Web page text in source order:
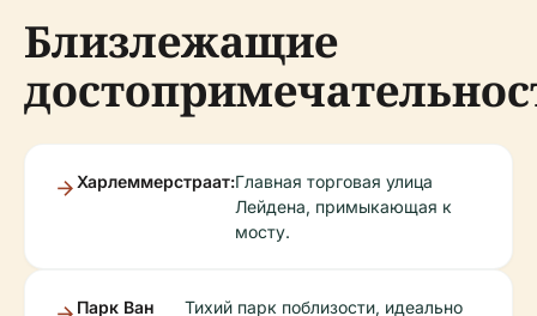
Близлежащие
Харлеммерстраат:Главная торговая улица
Лейдена, примыкающая к
мосту.
Парк Ван
Тихий парк поблизости, идеально